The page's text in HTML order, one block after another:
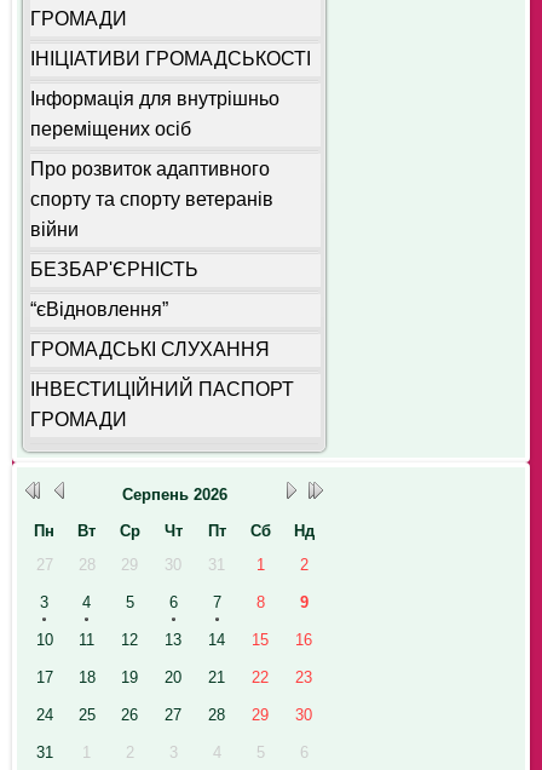
ГРОМАДИ
ІНІЦІАТИВИ ГРОМАДСЬКОСТІ
Інформація для внутрішньо
переміщених осіб
Про розвиток адаптивного
спорту та спорту ветеранів
війни
БЕЗБАР'ЄРНІСТЬ
“єВідновлення”
ГРОМАДСЬКІ СЛУХАННЯ
ІНВЕСТИЦІЙНИЙ ПАСПОРТ
ГРОМАДИ
Серпень 2026
Пн
Вт Ср Чт Пт Сб
Нд
27
28 29 30 31 1 2
3 4 5 6 7 8 9
10 11 12 13 14 15 16
17 18 19 20 21 22 23
24 25 26 27 28 29 30
31 1 2 3 4 5 6